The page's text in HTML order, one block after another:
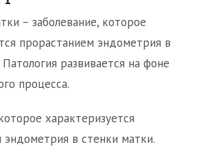
– заболевание, которое
прорастанием эндометрия в
развивается на фоне
процесса.
характеризуется
эндометрия в стенки матки.